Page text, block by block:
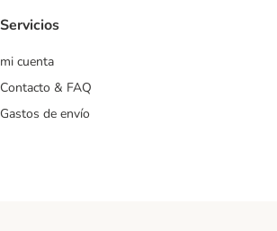
Servicios
mi cuenta
Contacto & FAQ
Gastos de envío